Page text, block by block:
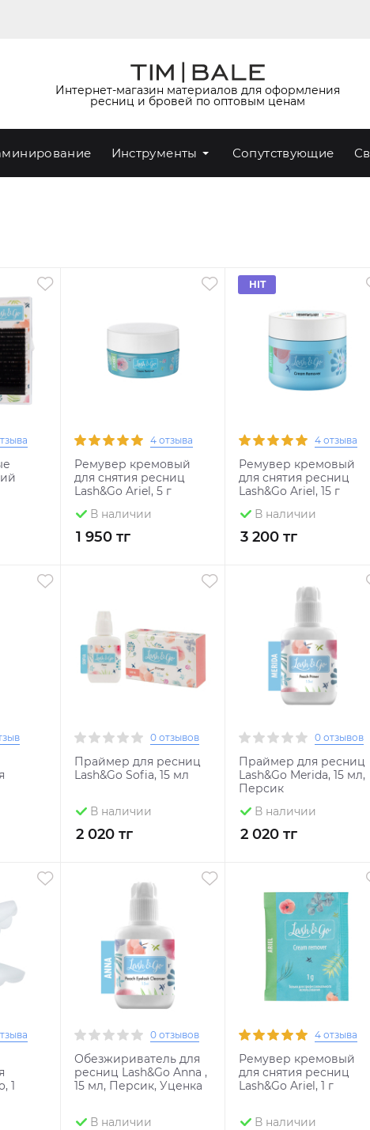
Интернет-магазин материалов для оформления
ресниц и бровей по оптовым ценам
Инструменты Сопутствующие
4 отзыва
Ремувер кремовый
для снятия ресниц
Lash&Go Ariel, 5 г
В наличии
1 950 тг
HIT
4 отзыва
Ремувер кремовый
для снятия ресниц
Lash&Go Ariel, 15 г
В наличии
3 200 тг
0 отзывов
Праймер для ресниц
Lash&Go Sofia, 15 мл
В наличии
2 020 тг
0 отзывов
Праймер для ресниц
Lash&Go Merida, 15 мл,
Персик
В наличии
2 020 тг
1
0 отзывов
Обезжириватель для
ресниц Lash&Go Anna ,
15 мл, Персик, Уценка
В наличии
4 отзыва
Ремувер кремовый
для снятия ресниц
Lash&Go Ariel, 1 г
В наличии